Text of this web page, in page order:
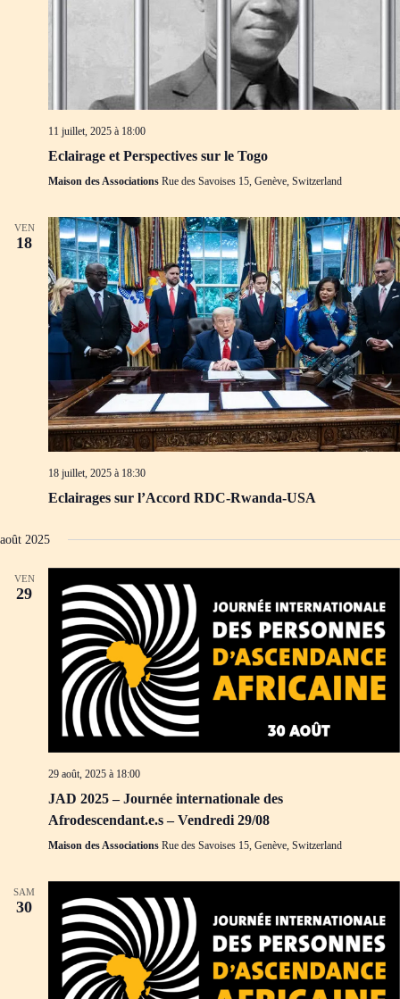
11 juillet, 2025 à 18:00
Eclairage et Perspectives sur le Togo
Maison des Associations Rue des Savoises 15, Genève, Switzerland
VEN
18
18 juillet, 2025 à 18:30
Eclairages sur l’Accord RDC-Rwanda-USA
août 2025
VEN
29
29 août, 2025 à 18:00
JAD 2025 – Journée internationale des
Afrodescendant.e.s – Vendredi 29/08
Maison des Associations Rue des Savoises 15, Genève, Switzerland
SAM
30